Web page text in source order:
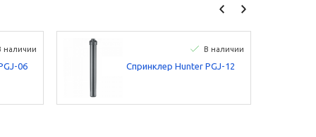
наличии
06
В наличии
Спринклер Hunter PGJ-12